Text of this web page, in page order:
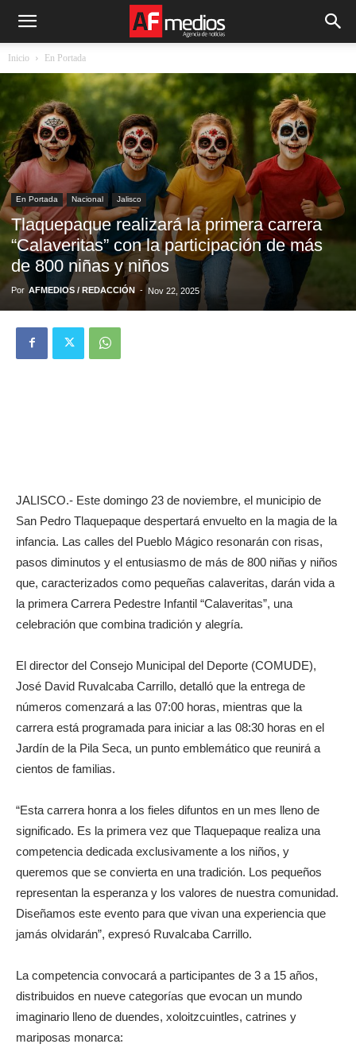
Inicio En Portada
En Portada Nacional Jalisco
Tlaquepaque realizará la primera carrera
“Calaveritas” con la participación de más
de 800 niñas y niños
Por AFMEDIOS / REDACCIÓN - Nov 22, 2025
JALISCO.- Este domingo 23 de noviembre, el municipio de
San Pedro Tlaquepaque despertará envuelto en la magia de la
infancia. Las calles del Pueblo Mágico resonarán con risas,
pasos diminutos y el entusiasmo de más de 800 niñas y niños
que, caracterizados como pequeñas calaveritas, darán vida a
la primera Carrera Pedestre Infantil “Calaveritas”, una
celebración que combina tradición y alegría.
El director del Consejo Municipal del Deporte (COMUDE),
José David Ruvalcaba Carrillo, detalló que la entrega de
números comenzará a las 07:00 horas, mientras que la
carrera está programada para iniciar a las 08:30 horas en el
Jardín de la Pila Seca, un punto emblemático que reunirá a
cientos de familias.
“Esta carrera honra a los fieles difuntos en un mes lleno de
significado. Es la primera vez que Tlaquepaque realiza una
competencia dedicada exclusivamente a los niños, y
queremos que se convierta en una tradición. Los pequeños
representan la esperanza y los valores de nuestra comunidad.
Diseñamos este evento para que vivan una experiencia que
jamás olvidarán”, expresó Ruvalcaba Carrillo.
La competencia convocará a participantes de 3 a 15 años,
distribuidos en nueve categorías que evocan un mundo
imaginario lleno de duendes, xoloitzcuintles, catrines y
mariposas monarca: